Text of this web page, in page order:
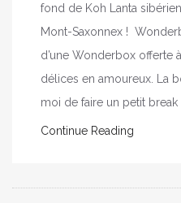
fond de Koh Lanta
Mont-Saxonnex !
d’une Wonderbox offerte
délices en amoureux. La
moi de faire un petit break
Continue Reading